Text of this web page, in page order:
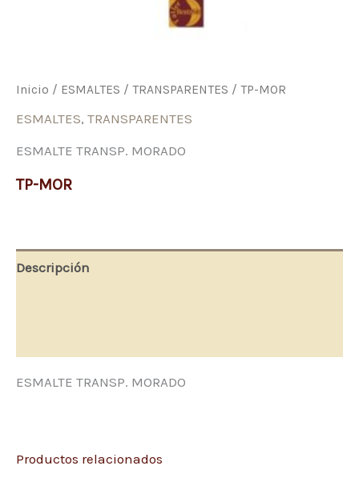
Inicio / ESMALTES / TRANSPARENTES / TP-MOR
ESMALTES, TRANSPARENTES
ESMALTE TRANSP. MORADO
TP-MOR
Descripción
ESMALTE TRANSP. MORADO
Productos relacionados